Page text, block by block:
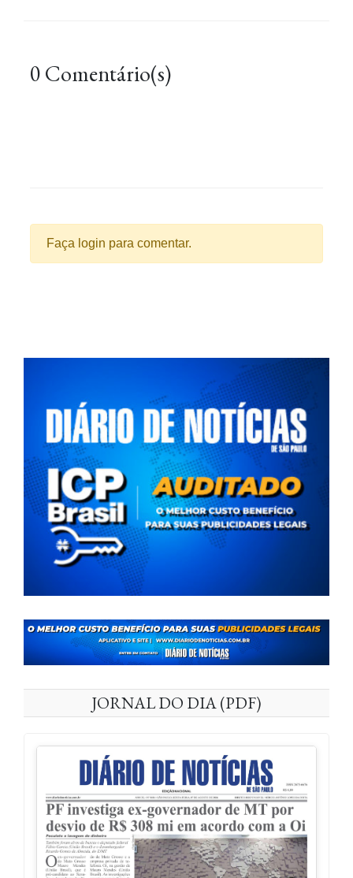
0 Comentário(s)
Faça login para comentar.
JORNAL DO DIA (PDF)